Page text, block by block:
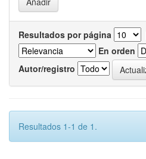
Resultados por página
En orden
Autor/registro
Resultados 1-1 de 1.